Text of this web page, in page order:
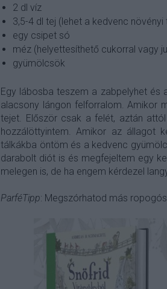
2 dl víz
3,5-4 dl tej (lehet a kedvenc növényi
egy csipet só
méz (helyettesíthető cukorral vagy
gyümölcsök
Egy lábosba teszem a zabpelyhet
alacsony lángon felforralom. Amikor
tejet. Először csak a felét, aztán
hozzálöttyintem. Amikor az állagot
tálkákba öntöm és a kedvenc
darabolt diót is és megfejeltem egy
melegen is, de ha engem kérdezel
ParféTipp: Megszórhatod más